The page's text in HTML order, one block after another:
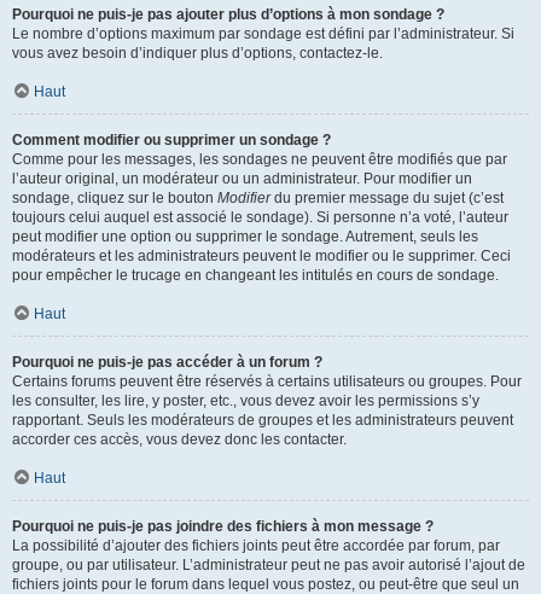
Pourquoi ne puis-je pas ajouter plus d’options à mon sondage ?
Le nombre d’options maximum par sondage est défini par l’administrateur. Si
vous avez besoin d’indiquer plus d’options, contactez-le.
Haut
Comment modifier ou supprimer un sondage ?
Comme pour les messages, les sondages ne peuvent être modifiés que par
l’auteur original, un modérateur ou un administrateur. Pour modifier un
sondage, cliquez sur le bouton Modifierdu premier message du sujet (c’est
toujours celui auquel est associé le sondage). Si personne n’a voté, l’auteur
peut modifier une option ou supprimer le sondage. Autrement, seuls les
modérateurs et les administrateurs peuvent le modifier ou le supprimer. Ceci
pour empêcher le trucage en changeant les intitulés en cours de sondage.
Haut
Pourquoi ne puis-je pas accéder à un forum ?
Certains forums peuvent être réservés à certains utilisateurs ou groupes. Pour
les consulter, les lire, y poster, etc., vous devez avoir les permissions s’y
rapportant. Seuls les modérateurs de groupes et les administrateurs peuvent
accorder ces accès, vous devez donc les contacter.
Haut
Pourquoi ne puis-je pas joindre des fichiers à mon message ?
La possibilité d’ajouter des fichiers joints peut être accordée par forum, par
groupe, ou par utilisateur. L’administrateur peut ne pas avoir autorisé l’ajout de
fichiers joints pour le forum dans lequel vous postez, ou peut-être que seul un